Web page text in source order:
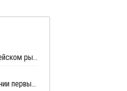
Hera расширяет присутствие на европейском рынке переработки пластика благодаря приобретению в Польше
Компания Reju открывает в Пенсильвании первый научно-исследовательский центр по переработке текстиля